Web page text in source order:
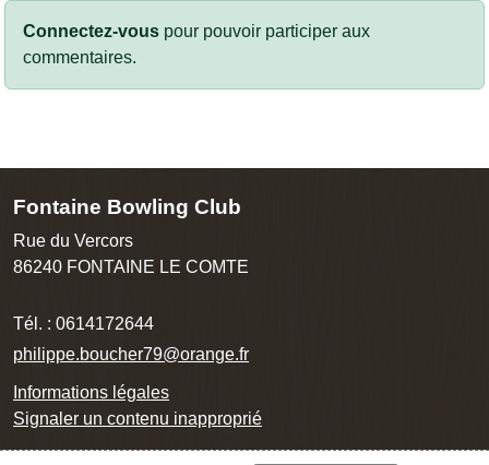
Connectez-vous pour pouvoir participer aux
commentaires.
Fontaine Bowling Club
Rue du Vercors
86240 FONTAINE LE COMTE
Tél. : 0614172644
philippe.boucher79@orange.fr
Informations légales
Signaler un contenu inapproprié